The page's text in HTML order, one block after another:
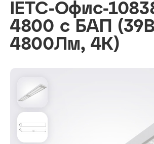
IETC-Офис-
4800 с БАП
4800Лм, 4К)